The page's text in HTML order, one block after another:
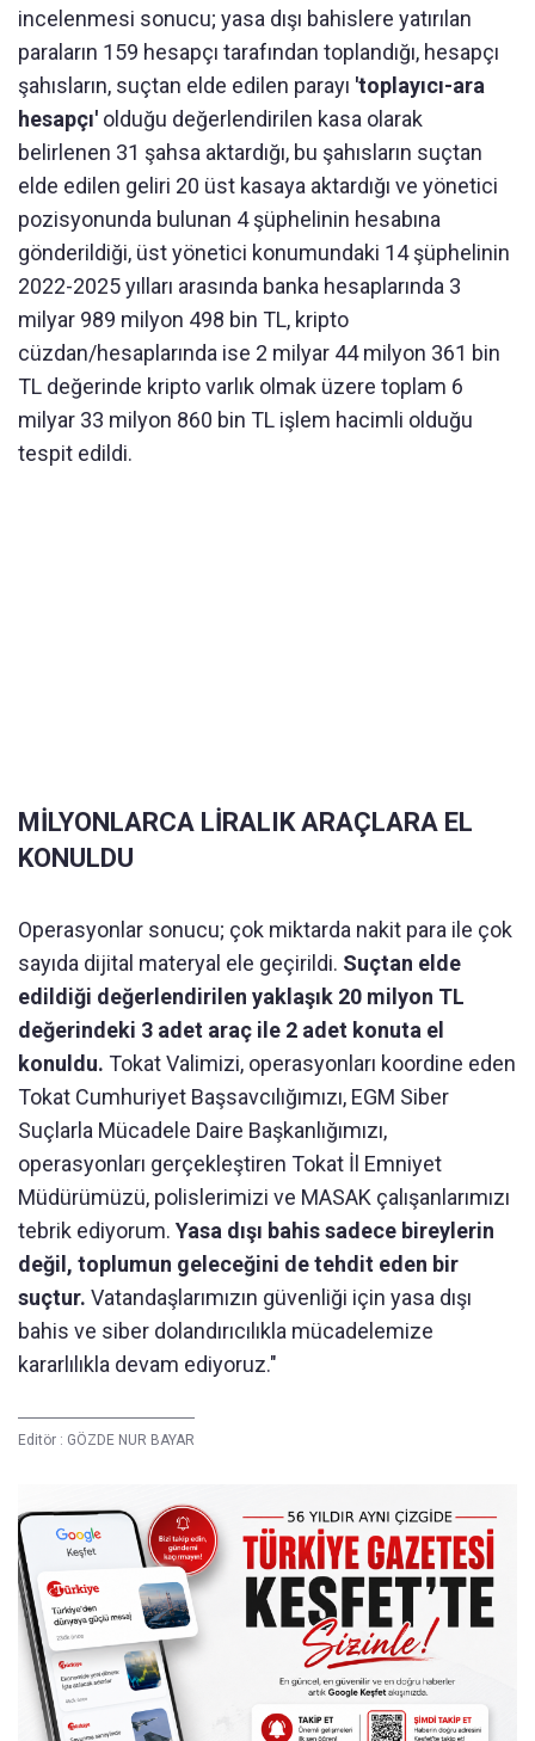
incelenmesi sonucu; yasa dışı bahislere yatırılan
paraların 159 hesapçı tarafından toplandığı, hesapçı
şahısların, suçtan elde edilen parayı 'toplayıcı-ara
hesapçı' olduğu değerlendirilen kasa olarak
belirlenen 31 şahsa aktardığı, bu şahısların suçtan
elde edilen geliri 20 üst kasaya aktardığı ve yönetici
pozisyonunda bulunan 4 şüphelinin hesabına
gönderildiği, üst yönetici konumundaki 14 şüphelinin
2022-2025 yılları arasında banka hesaplarında 3
milyar 989 milyon 498 bin TL, kripto
cüzdan/hesaplarında ise 2 milyar 44 milyon 361 bin
TL değerinde kripto varlık olmak üzere toplam 6
milyar 33 milyon 860 bin TL işlem hacimli olduğu
tespit edildi.
MİLYONLARCA LİRALIK ARAÇLARA EL
KONULDU
Operasyonlar sonucu; çok miktarda nakit para ile çok
sayıda dijital materyal ele geçirildi. Suçtan elde
edildiği değerlendirilen yaklaşık 20 milyon TL
değerindeki 3 adet araç ile 2 adet konuta el
konuldu. Tokat Valimizi, operasyonları koordine eden
Tokat Cumhuriyet Başsavcılığımızı, EGM Siber
Suçlarla Mücadele Daire Başkanlığımızı,
operasyonları gerçekleştiren Tokat İl Emniyet
Müdürümüzü, polislerimizi ve MASAK çalışanlarımızı
tebrik ediyorum. Yasa dışı bahis sadece bireylerin
değil, toplumun geleceğini de tehdit eden bir
suçtur. Vatandaşlarımızın güvenliği için yasa dışı
bahis ve siber dolandırıcılıkla mücadelemize
kararlılıkla devam ediyoruz."
Editör : GÖZDE NUR BAYAR